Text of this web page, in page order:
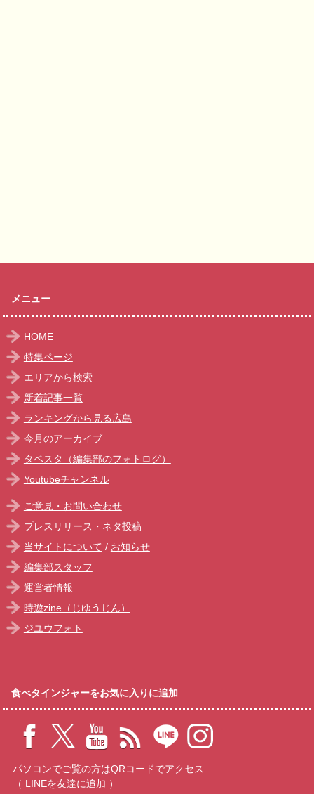
メニュー
HOME
特集ページ
エリアから検索
新着記事一覧
ランキングから見る広島
今月のアーカイブ
タベスタ（編集部のフォトログ）
Youtubeチャンネル
ご意見・お問い合わせ
プレスリリース・ネタ投稿
当サイトについて / お知らせ
編集部スタッフ
運営者情報
時遊zine（じゆうじん）
ジユウフォト
食べタインジャーをお気に入りに追加
パソコンでご覧の方はQRコードでアクセス
（ LINEを友達に追加 ）